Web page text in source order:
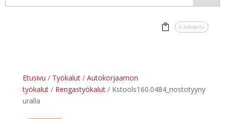
0 kohdetta
Etusivu / Työkalut/ Autokorjaamon
työkalut/ Rengastyökalut/ Kstools160.0484_nostotyyny
uralla